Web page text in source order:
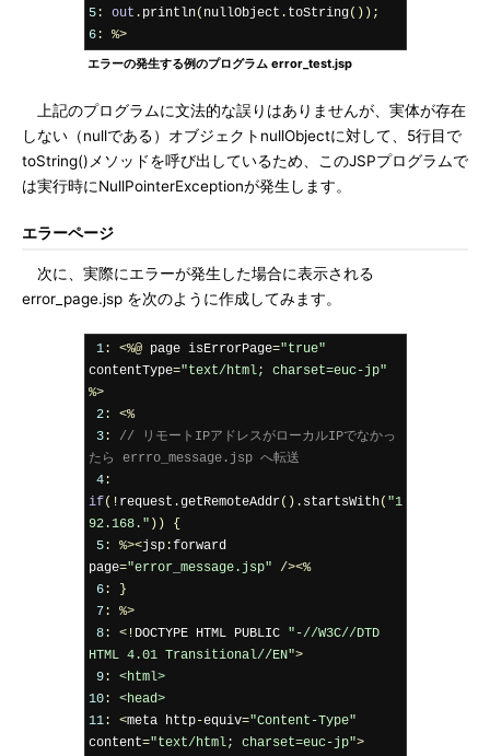
5: out . println( nullObject . toString());
6:
%>
エラーの発生する例のプログラム error_test.jsp
上記のプログラムに文法的な誤りはありませんが、実体が存在
しない（nullである）オブジェクトnullObjectに対して、5行目で
toString()メソッドを呼び出しているため、このJSPプログラムで
は実行時にNullPointerExceptionが発生します。
エラーページ
次に、実際にエラーが発生した場合に表示される
error_page.jsp を次のように作成してみます。
1: <%@ page isErrorPage="true"
contentType="text/html; charset=euc-jp"
%>
2:
<%
3:
// リモートIPアドレスがローカルIPでなかっ
たら errro_message.jsp へ転送
4:
if(! request .getRemoteAddr(). startsWith( "1
92.168." ))
{
5: %><jsp:forward
page="error_message.jsp"
/><%
6:
}
7:
%>
8: <! DOCTYPE HTML PUBLIC "-//W3C//DTD
HTML 4.01 Transitional//EN">
9:
<html>
10:
<head>
11: <meta http-equiv="Content-Type"
content="text/html; charset=euc-jp">